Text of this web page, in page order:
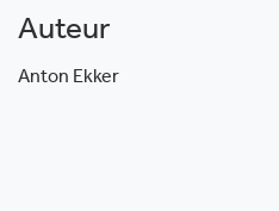
Auteur
Anton Ekker